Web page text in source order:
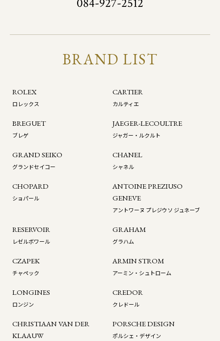
084-927-2512
BRAND LIST
ROLEX
ロレックス
CARTIER
カルティエ
BREGUET
ブレゲ
JAEGER-LECOULTRE
ジャガー・ルクルト
GRAND SEIKO
グランドセイコー
CHANEL
シャネル
CHOPARD
ショパール
ANTOINE PREZIUSO
GENEVE
アントワーヌ プレジウソ ジュネーブ
RESERVOIR
レゼルボワール
GRAHAM
グラハム
CZAPEK
チャペック
ARMIN STROM
アーミン・シュトローム
LONGINES
ロンジン
CREDOR
クレドール
CHRISTIAAN VAN DER
KLAAUW
PORSCHE DESIGN
ポルシェ・デザイン